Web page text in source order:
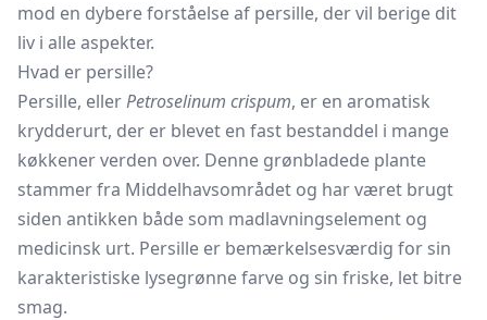
mod en dybere forståelse af persille, der vil berige dit
liv i alle aspekter.
Hvad er persille?
Persille, ellerPetroselinum crispum, er en aromatisk
krydderurt, der er blevet en fast bestanddel i mange
køkkener verden over. Denne grønbladede plante
stammer fra Middelhavsområdet og har været brugt
siden antikken både som madlavningselement og
medicinsk urt. Persille er bemærkelsesværdig for sin
karakteristiske lysegrønne farve og sin friske, let bitre
smag.